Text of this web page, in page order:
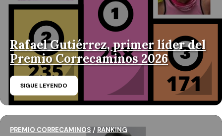
Rafael Gutiérrez, primer líder del
Premio Correcaminos 2026
SIGUE LEYENDO
PREMIO CORRECAMINOS / RANKING